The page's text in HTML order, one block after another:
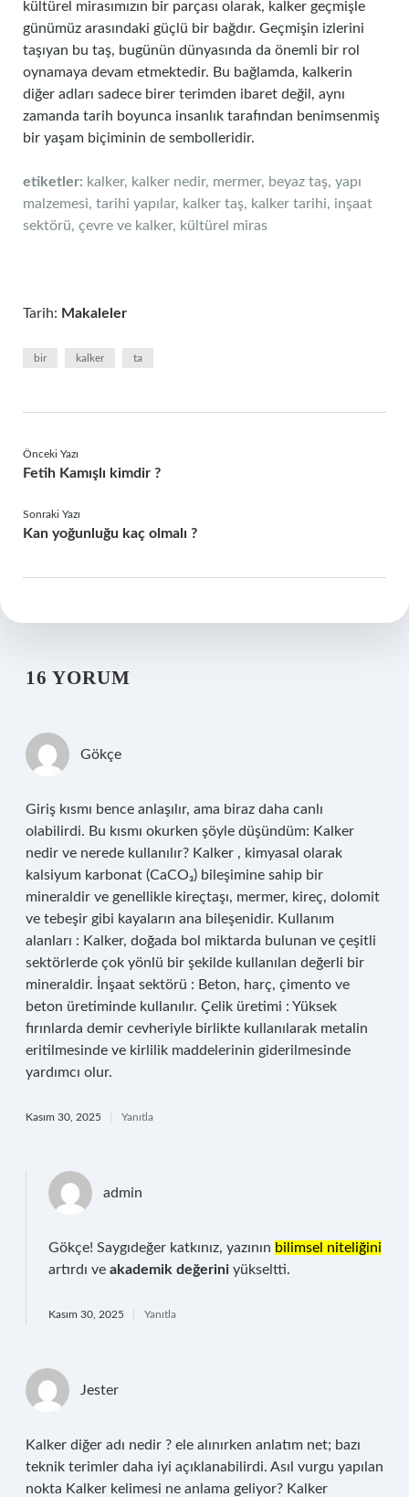
kültürel mirasımızın bir parçası olarak, kalker geçmişle
günümüz arasındaki güçlü bir bağdır. Geçmişin izlerini
taşıyan bu taş, bugünün dünyasında da önemli bir rol
oynamaya devam etmektedir. Bu bağlamda, kalkerin
diğer adları sadece birer terimden ibaret değil, aynı
zamanda tarih boyunca insanlık tarafından benimsenmiş
bir yaşam biçiminin de sembolleridir.
etiketler: kalker, kalker nedir, mermer, beyaz taş, yapı
malzemesi, tarihi yapılar, kalker taş, kalker tarihi, inşaat
sektörü, çevre ve kalker, kültürel miras
Tarih: Makaleler
bir kalker ta
Önceki Yazı
Fetih Kamışlı kimdir ?
Sonraki Yazı
Kan yoğunluğu kaç olmalı ?
16 YORUM
Gökçe
Giriş kısmı bence anlaşılır, ama biraz daha canlı
olabilirdi. Bu kısmı okurken şöyle düşündüm: Kalker
nedir ve nerede kullanılır? Kalker , kimyasal olarak
kalsiyum karbonat (CaCO₃) bileşimine sahip bir
mineraldir ve genellikle kireçtaşı, mermer, kireç, dolomit
ve tebeşir gibi kayaların ana bileşenidir. Kullanım
alanları : Kalker, doğada bol miktarda bulunan ve çeşitli
sektörlerde çok yönlü bir şekilde kullanılan değerli bir
mineraldir. İnşaat sektörü : Beton, harç, çimento ve
beton üretiminde kullanılır. Çelik üretimi : Yüksek
fırınlarda demir cevheriyle birlikte kullanılarak metalin
eritilmesinde ve kirlilik maddelerinin giderilmesinde
yardımcı olur.
Kasım 30, 2025 Yanıtla
admin
Gökçe! Saygıdeğer katkınız, yazının bilimsel niteliğini
artırdı ve akademik değerini yükseltti.
Kasım 30, 2025 Yanıtla
Jester
Kalker diğer adı nedir ? ele alınırken anlatım net; bazı
teknik terimler daha iyi açıklanabilirdi. Asıl vurgu yapılan
nokta Kalker kelimesi ne anlama geliyor? Kalker